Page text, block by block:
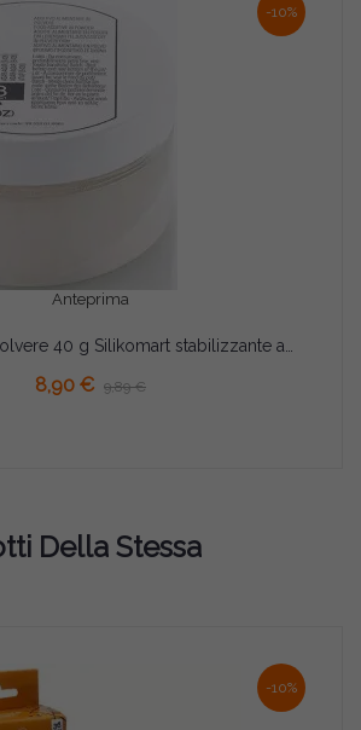
-10%
Anteprima
8,90 € 9,89 €
Della Stessa
-10%